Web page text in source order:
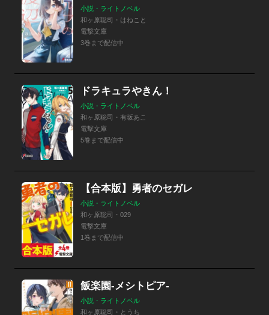
小説・ライトノベル
和ヶ原聡司・はねこと
電撃文庫
3巻まで配信中
ドラキュラやきん！
小説・ライトノベル
和ヶ原聡司・有坂あこ
電撃文庫
5巻まで配信中
【合本版】勇者のセガレ
小説・ライトノベル
和ヶ原聡司・029
電撃文庫
1巻まで配信中
飯楽園‐メシトピア‐
小説・ライトノベル
和ヶ原聡司・とうち